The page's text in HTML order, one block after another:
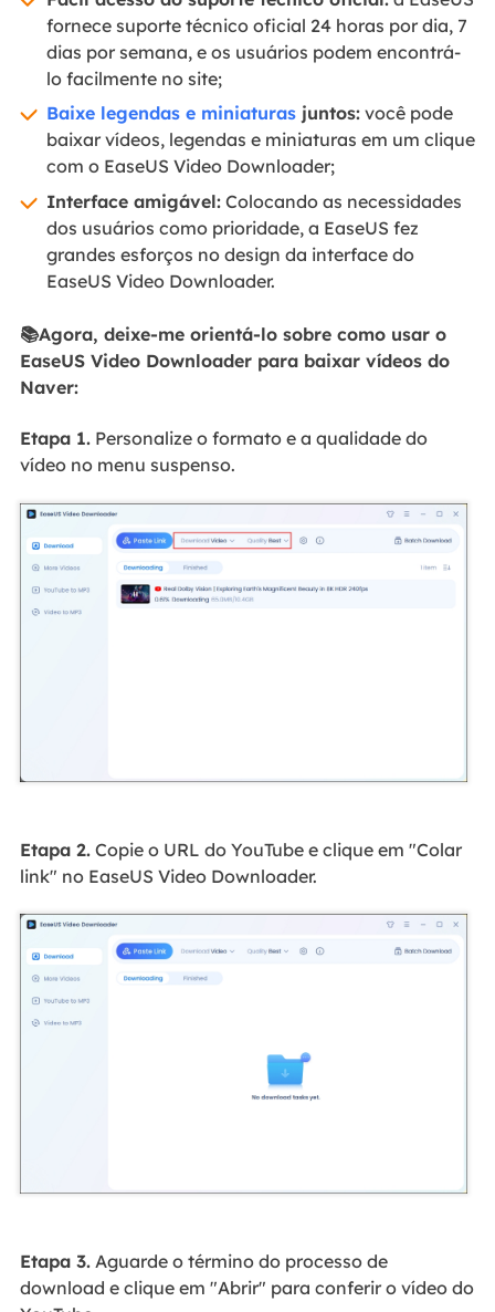
fornece suporte técnico oficial 24 horas por dia, 7
dias por semana, e os usuários podem encontrá-
lo facilmente no site;
Baixe legendas e miniaturasjuntos:você pode
baixar vídeos, legendas e miniaturas em um clique
com o EaseUS Video Downloader;
Interface amigável:Colocando as necessidades
dos usuários como prioridade, a EaseUS fez
grandes esforços no design da interface do
EaseUS Video Downloader.
📚Agora, deixe-me orientá-lo sobre como usar o
EaseUS Video Downloader para baixar vídeos do
Naver:
Etapa 1.Personalize o formato e a qualidade do
vídeo no menu suspenso.
Etapa 2.Copie o URL do YouTube e clique em "Colar
link" no EaseUS Video Downloader.
Etapa 3.Aguarde o término do processo de
download e clique em "Abrir" para conferir o vídeo do